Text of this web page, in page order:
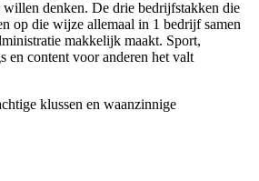
denken. De drie bedrijfstakken die
op die wijze allemaal in 1 bedrijf samen
makkelijk maakt. Sport,
en content voor anderen het valt
klussen en waanzinnige